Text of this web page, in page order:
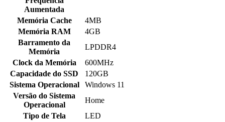
Aumentada
Memória Cache
4MB
Memória RAM
4GB
Barramento da
Memória
LPDDR4
Clock da Memória
600MHz
Capacidade do SSD
120GB
Sistema Operacional
Windows 11
Versão do Sistema
Operacional
Home
Tipo de Tela
LED